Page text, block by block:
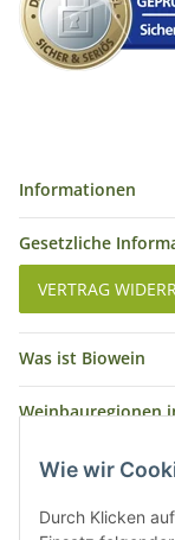
Wie wir
Durch Klicken
Informationen
Gesetzliche
VERTRAG
Was ist Biowein
Weinbauregionen
Weinbauregionen
Weiße Rebsorten